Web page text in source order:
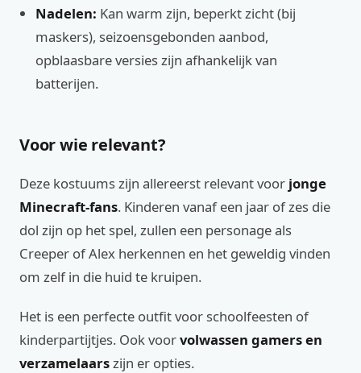
Nadelen: Kan warm zijn, beperkt zicht (bij
maskers), seizoensgebonden aanbod,
opblaasbare versies zijn afhankelijk van
batterijen.
Voor wie relevant?
Deze kostuums zijn allereerst relevant voor jonge
Minecraft-fans. Kinderen vanaf een jaar of zes die
dol zijn op het spel, zullen een personage als
Creeper of Alex herkennen en het geweldig vinden
om zelf in die huid te kruipen.
Het is een perfecte outfit voor schoolfeesten of
kinderpartijtjes. Ook voorvolwassen gamers en
verzamelaarszijn er opties.